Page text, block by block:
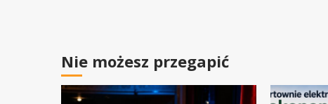
Nie możesz przegapić